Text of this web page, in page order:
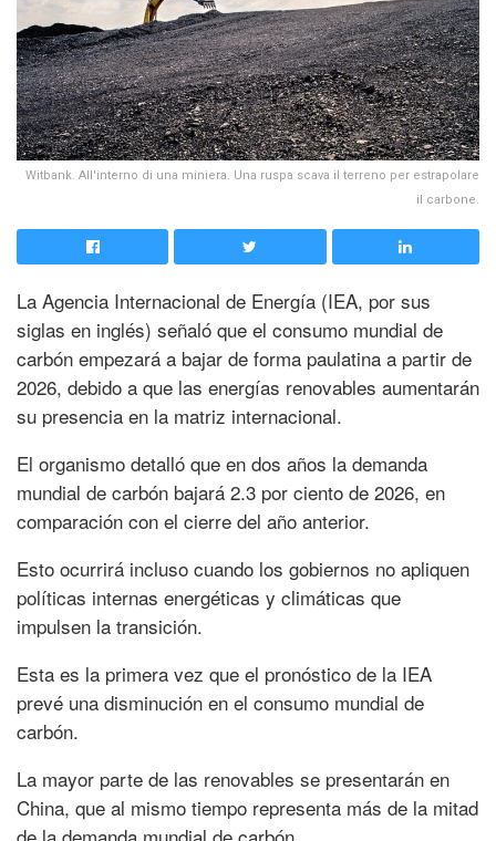
Witbank. All'interno di una miniera. Una ruspa scava il terreno per estrapolare
il carbone.
La Agencia Internacional de Energía (IEA, por sus
siglas en inglés) señaló que el consumo mundial de
carbón empezará a bajar de forma paulatina a partir de
2026, debido a que las energías renovables aumentarán
su presencia en la matriz internacional.
El organismo detalló que en dos años la demanda
mundial de carbón bajará 2.3 por ciento de 2026, en
comparación con el cierre del año anterior.
Esto ocurrirá incluso cuando los gobiernos no apliquen
políticas internas energéticas y climáticas que
impulsen la transición.
Esta es la primera vez que el pronóstico de la IEA
prevé una disminución en el consumo mundial de
carbón.
La mayor parte de las renovables se presentarán en
China, que al mismo tiempo representa más de la mitad